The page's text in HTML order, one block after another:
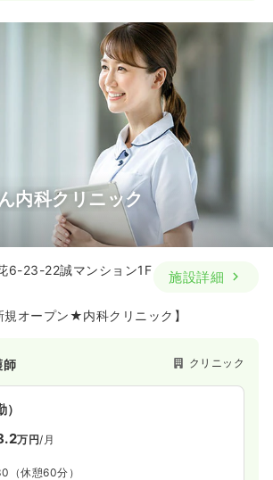
内科クリニック
6-23-22誠マンション1F 施設詳細
オープン★内科クリニック】
師 クリニック
万円/月
（休憩60分）